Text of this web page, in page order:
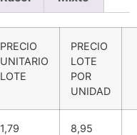
PRECIO
UNITARIO
LOTE
PRECIO
LOTE
POR
UNIDAD
1,79 8,95